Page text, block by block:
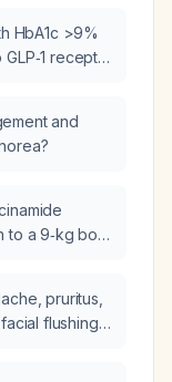
HbA1c >9%
receptor
and
to a 9‑kg boy
pruritus,
flushing,